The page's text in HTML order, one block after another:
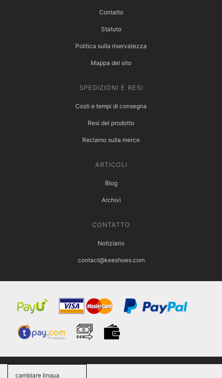
Contatto
Statuto
Politica sulla riservatezza
Mappa del sito
SPEDIZIONI E RESI
Costi e tempi di consegna
Resi del prodotto
Reclamo sulla merce
ARTICOLI
Blog
Archivi
CONTATTO
Notiziario
contact@keeshoes.com
cambiare lingua